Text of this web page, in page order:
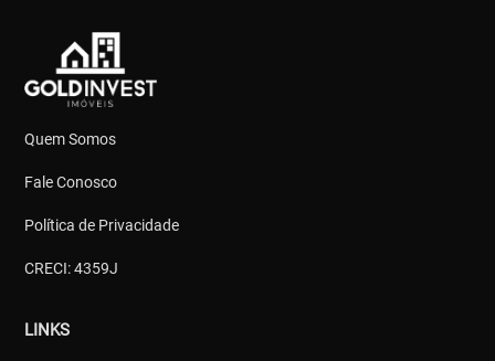
Quem Somos
Fale Conosco
Política de Privacidade
CRECI: 4359J
LINKS